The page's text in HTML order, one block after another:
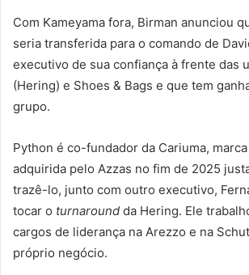
Com Kameyama fora, Birman anunciou
seria transferida para o comando de
executivo de sua confiança à frente das
(Hering) e Shoes & Bags e que tem
grupo.
Python é co-fundador da Cariuma,
adquirida pelo Azzas no fim de 2025
trazê-lo, junto com outro executivo,
tocar o turnaround da Hering. Ele
cargos de liderança na Arezzo e na
próprio negócio.